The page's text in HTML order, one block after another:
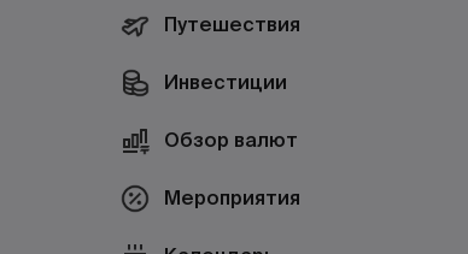
Путешествия
Инвестиции
Обзор валют
Мероприятия